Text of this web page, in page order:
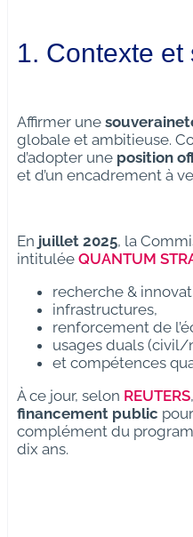
1. Contexte
Affirmer une
globale et ambitieuse.
d’adopter une position
et d’un encadrement à
En juillet 2025, la
intitulée QUANTUM
recherche &
infrastructures,
renforcement de
usages duals (civil/
et compétences
À ce jour, selon REUTERS
financement public
complément du
dix ans.